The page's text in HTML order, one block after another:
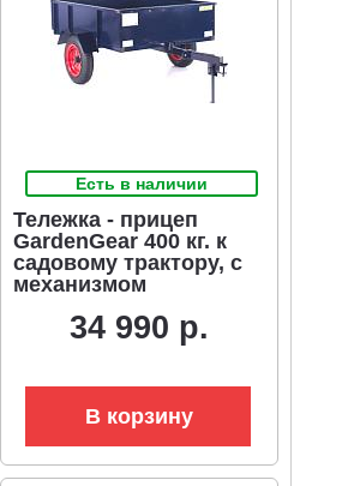
Есть в наличии
Тележка - прицеп
GardenGear 400 кг. к
садовому трактору, с
механизмом
(1230х1000 мм, металл,
пневмоколеса, 60 кг)
34 990 р.
В корзину